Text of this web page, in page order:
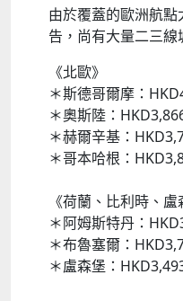
由於覆蓋的歐洲航
告，尚有大量二三線
《北歐》
＊斯德哥爾摩：
＊奧斯陸：
＊赫爾辛基：
＊哥本哈根：
《荷蘭、比利時、盧
＊阿姆斯特丹：
＊布魯塞爾：
＊盧森堡：